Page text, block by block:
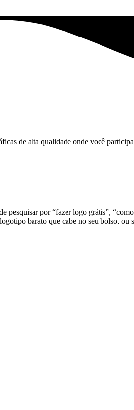
de alta qualidade onde você
pesquisar por “fazer logo grátis”,
barato que cabe no seu bolso, ou